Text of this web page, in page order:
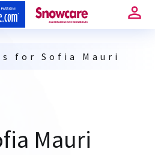
for Sofia Mauri
Mauri